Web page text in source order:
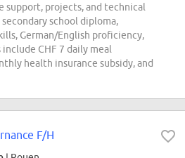
support, projects, and technical
school diploma,
German/English proficiency,
CHF 7 daily meal
health insurance subsidy, and
F/H